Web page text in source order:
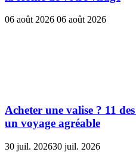
06 août 2026 06 août 2026
Acheter une valise ? 11
un voyage agréable
30 juil. 202630 juil. 2026